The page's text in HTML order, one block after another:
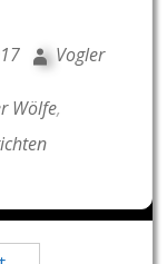
Vogler
Wölfe,